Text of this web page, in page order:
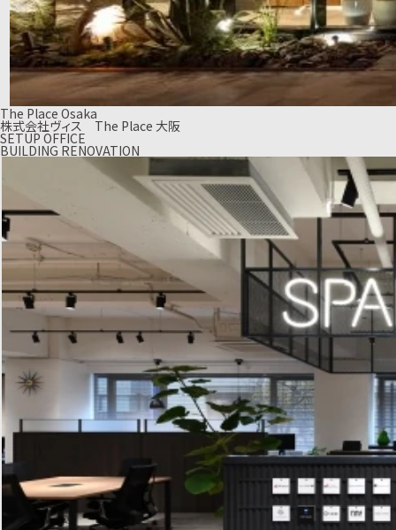
The Place Osaka
株式会社ヴィス The Place 大阪
SETUP OFFICE
BUILDING RENOVATION